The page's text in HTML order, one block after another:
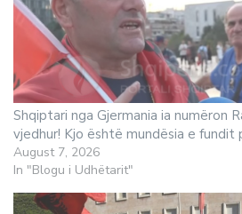
Shqiptari nga Gjermania ia numëron
vjedhur! Kjo është mundësia e fundit
August 7, 2026
In "Blogu i Udhëtarit"